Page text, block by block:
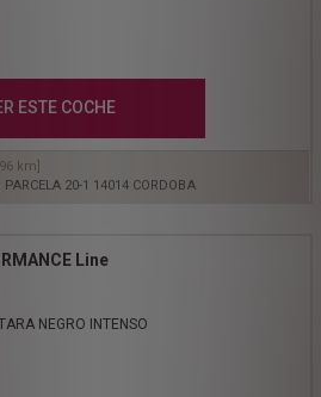
ESTE COCHE
km]
20-1 14014 CORDOBA
Line
NEGRO INTENSO